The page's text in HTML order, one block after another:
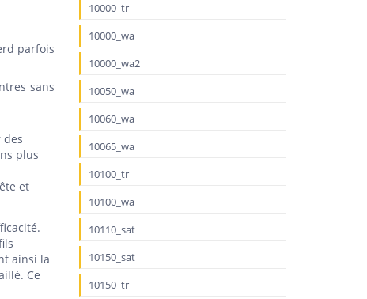
parfois
sans
des
plus
et
ainsi la
Ce
10000_tr
10000_wa
10000_wa2
10050_wa
10060_wa
10065_wa
10100_tr
10100_wa
10110_sat
10150_sat
10150_tr